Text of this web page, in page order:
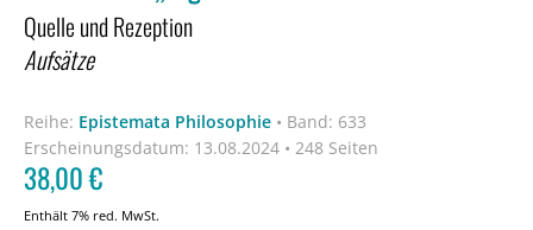
Quelle und Rezeption
Aufsätze
Reihe: Epistemata Philosophie • Band: 633
Erscheinungsdatum: 13.08.2024 • 248 Seiten
38,00€
Enthält 7% red. MwSt.